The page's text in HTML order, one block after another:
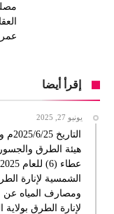
إقرأ أيضا
يونيو 27, 2025
هيئة الطرق
الشمسية لإنارة
ومصارف المياه عن
لإنارة الطرق